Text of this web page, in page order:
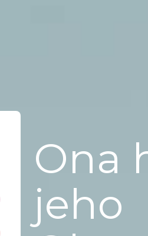
Ona
jeho